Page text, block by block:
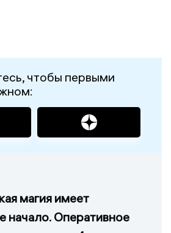
чтобы первыми
магия имеет
начало. Оперативное